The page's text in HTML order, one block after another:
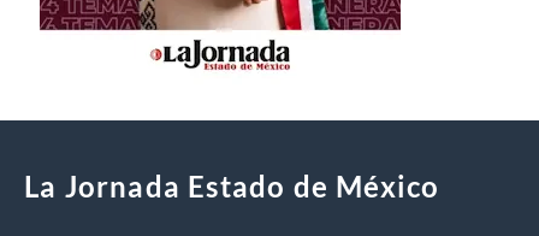
La Jornada Estado de México